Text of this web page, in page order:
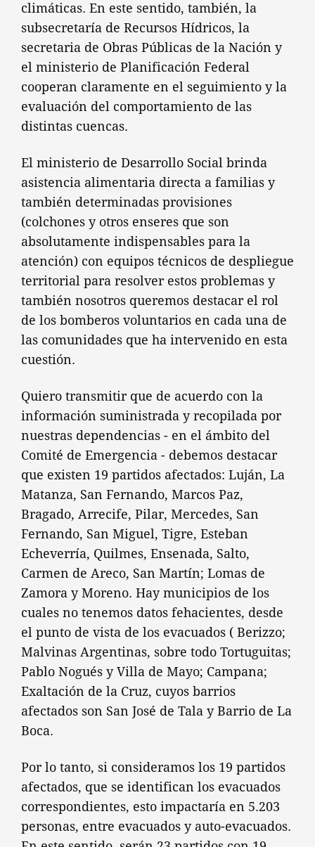
climáticas. En este sentido, también, la
subsecretaría de Recursos Hídricos, la
secretaria de Obras Públicas de la Nación y
el ministerio de Planificación Federal
cooperan claramente en el seguimiento y la
evaluación del comportamiento de las
distintas cuencas.
El ministerio de Desarrollo Social brinda
asistencia alimentaria directa a familias y
también determinadas provisiones
(colchones y otros enseres que son
absolutamente indispensables para la
atención) con equipos técnicos de despliegue
territorial para resolver estos problemas y
también nosotros queremos destacar el rol
de los bomberos voluntarios en cada una de
las comunidades que ha intervenido en esta
cuestión.
Quiero transmitir que de acuerdo con la
información suministrada y recopilada por
nuestras dependencias - en el ámbito del
Comité de Emergencia - debemos destacar
que existen 19 partidos afectados: Luján, La
Matanza, San Fernando, Marcos Paz,
Bragado, Arrecife, Pilar, Mercedes, San
Fernando, San Miguel, Tigre, Esteban
Echeverría, Quilmes, Ensenada, Salto,
Carmen de Areco, San Martín; Lomas de
Zamora y Moreno. Hay municipios de los
cuales no tenemos datos fehacientes, desde
el punto de vista de los evacuados ( Berizzo;
Malvinas Argentinas, sobre todo Tortuguitas;
Pablo Nogués y Villa de Mayo; Campana;
Exaltación de la Cruz, cuyos barrios
afectados son San José de Tala y Barrio de La
Boca.
Por lo tanto, si consideramos los 19 partidos
afectados, que se identifican los evacuados
correspondientes, esto impactaría en 5.203
personas, entre evacuados y auto-evacuados.